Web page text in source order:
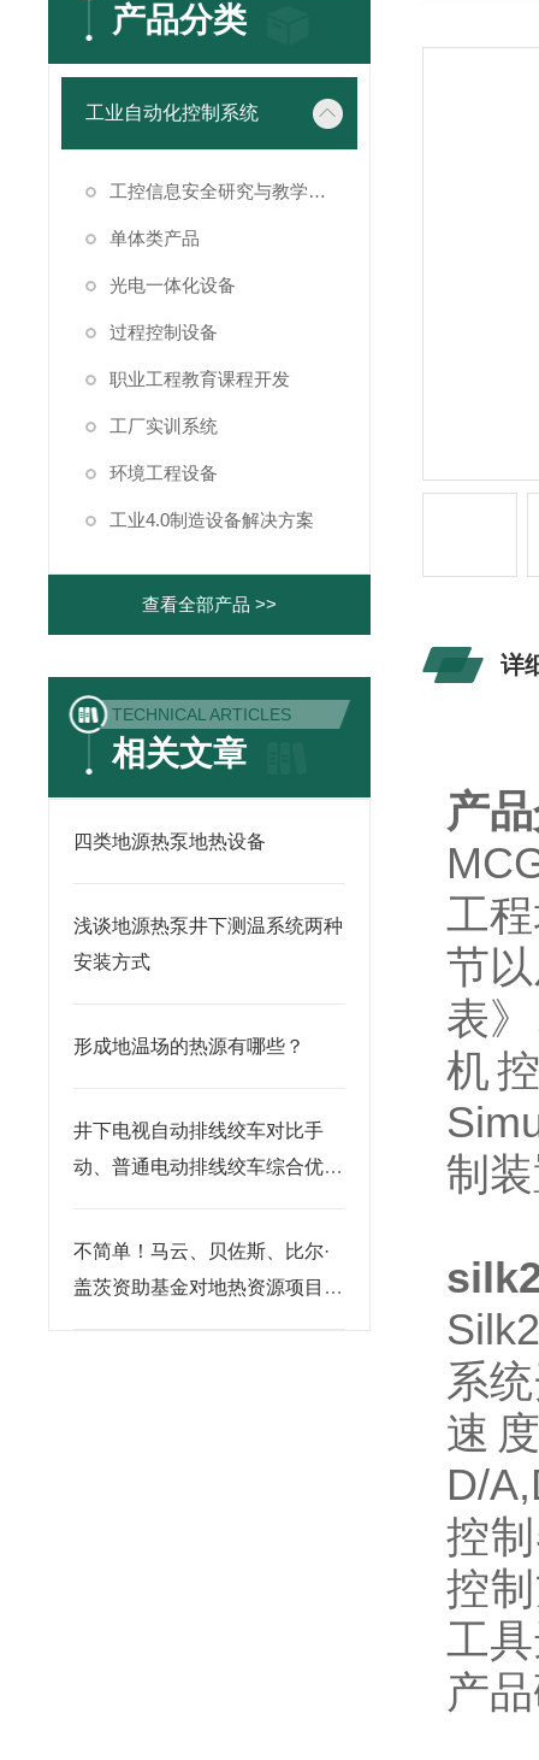
产品分类
工业自动化控制系统
工控信息安全研究与教学仿真系统
单体类产品
光电一体化设备
过程控制设备
职业工程教育课程开发
工厂实训系统
环境工程设备
工业4.0制造设备解决方案
查看全部产品 >>
TECHNICAL ARTICLES
相关文章
四类地源热泵地热设备
浅谈地源热泵井下测温系统两种
安装方式
形成地温场的热源有哪些？
井下电视自动排线绞车对比手
动、普通电动排线绞车综合优势
不简单！马云、贝佐斯、比尔·
盖茨资助基金对地热资源项目投
详
产
工
节
表
机
制
系
速
D/
控
控
工
产